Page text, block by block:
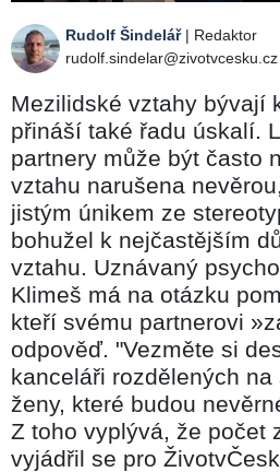
Rudolf Šindelář| Redaktor
rudolf.sindelar@zivotvcesku.cz
Mezilidské vztahy bývají
přináší také řadu úskalí.
partnery může být často
vztahu narušena
jistým únikem ze
bohužel k nejčastějším
vztahu. Uznávaný
Klimeš má na otázku
kteří svému partnerovi
odpověď. "Vezměte si
kanceláři rozdělených
ženy, které budou
Z toho vyplývá, že počet
vyjádřil se pro